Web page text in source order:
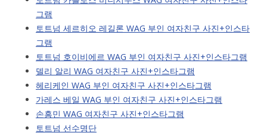
그램
토트넘 세르히오 레길론 WAG 부인 여자친구 사진+인스타
그램
토트넘 호이비에르 WAG 부인 여자친구 사진+인스타그램
델리 알리 WAG 여자친구 사진+인스타그램
헤리케인 WAG 부인 여자친구 사진+인스타그램
가레스 베일 WAG 부인 여자친구 사진+인스타그램
손흥민 WAG 여자친구 사진+인스타그램
토트넘 선수명단